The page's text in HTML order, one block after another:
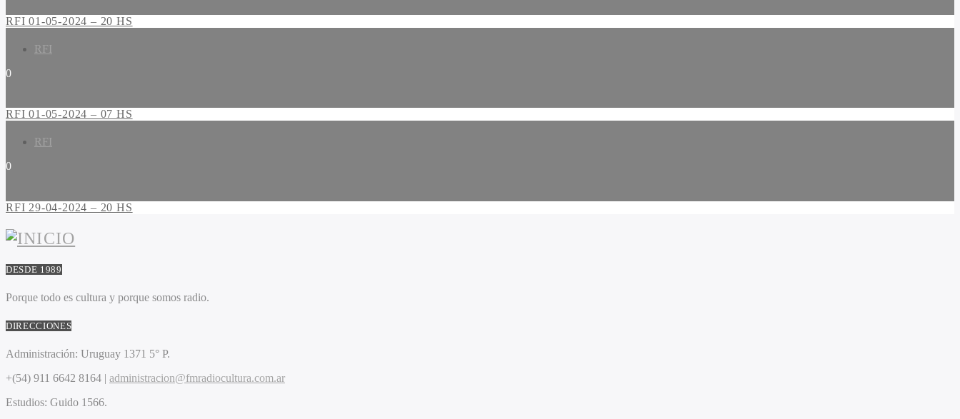
RFI 01-05-2024 – 20 HS
RFI
0
RFI 01-05-2024 – 07 HS
RFI
0
RFI 29-04-2024 – 20 HS
DESDE 1989
Porque todo es cultura y porque somos radio.
DIRECCIONES
Administración: Uruguay 1371 5° P.
+(54) 911 6642 8164 | administracion@fmradiocultura.com.ar
Estudios: Guido 1566.